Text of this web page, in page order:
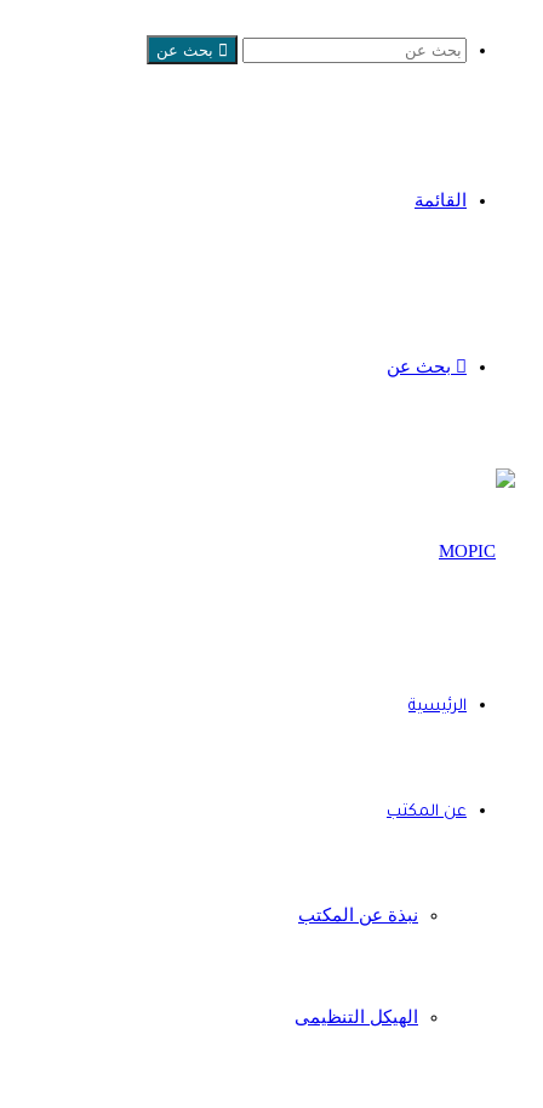
بحث عن
القائمة
بحث عن
الرئيسية
عن المكتب
نبذة عن المكتب
الهيكل التنظيمى